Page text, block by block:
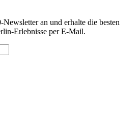
an und erhalte die besten
Erlebnisse per E-Mail.